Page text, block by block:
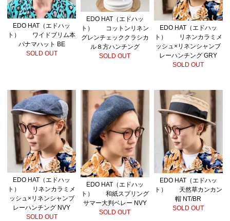
EDO HAT（エドハッ
ト） ワイドブリム本
パナマハット BE
SOLD OUT
EDO HAT（エドハッ
ト） コットンリネン
グレンチェッククラシカ
ル８方ハンチング
SOLD OUT
EDO HAT（エドハッ
ト） リネンカラミメ
ッシュ×リネンシャンブ
レーハンチング GRY
SOLD OUT
EDO HAT（エドハッ
ト） リネンカラミメ
ッシュ×リネンシャンブ
レーハンチング NVY
SOLD OUT
EDO HAT（エドハッ
ト） 和紙スプリング
サマー大判ベレー NVY
SOLD OUT
EDO HAT（エドハッ
ト） 天然草カンカン
帽 NT/BR
SOLD OUT